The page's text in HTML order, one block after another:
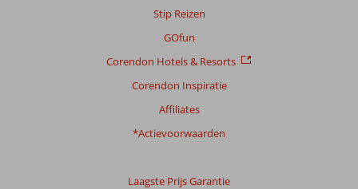
Stip Reizen
GOfun
Corendon Hotels & Resorts
Corendon Inspiratie
Affiliates
*Actievoorwaarden
Laagste Prijs Garantie